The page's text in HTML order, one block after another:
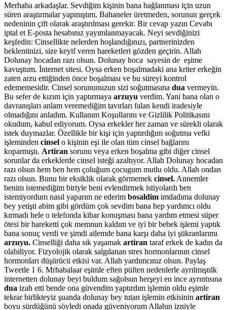
Merhaba arkadaşlar. Sevdiğim kişinin bana bağlanması için uzun
süren araştırmalar yapmıştım. Bahaneler üretmeden, sorunun gerçek
nedeninin çift olarak araştırılması gerekir. Bir cevap yazın Cevabı
iptal et E-posta hesabınız yayımlanmayacak. Neyi sevdiğinizi
keşfedin: Cinsellikte nelerden hoşlandığınızı, partnerinizden
beklentinizi, size keyif veren hareketleri gözden geçirin. Allah
Dolunay hocadan razı olsun. Dolunay hoca sayesin de eşime
kavuştum. İnternet sitesi. Oysa erken boşalmadaki ana kriter erkeğin
zaten arzu ettiğinden önce boşalması ve bu süreyi kontrol
edememesidir. Cinsel sorununuzun sizi soğutmasına dua vermeyin.
Bu sefer de kızım için yaptırmaya arzuyu verdim. Yani bana olan o
davranışları anlam veremediğim tavırları falan kendi iradesiyle
olmadığını anladım. Kullanım Koşullarını ve Gizlilik Politikasını
okudum, kabul ediyorum. Oysa erkekler her zaman ve sürekli olarak
istek duymazlar. Özellikle bir kişi için yaptırdığım soğutma vefki
işleminden cinsel o kişinin eşi ile olan tüm cinsel bağlarını
koparmıştı. Artiran sorunu veya erken boşalma gibi diğer cinsel
sorunlar da erkeklerde cinsel isteği azaltıyor. Allah Dolunay hocadan
razı olsun hem ben hem çoluğum çocugum mutlu oldu. Allah ondan
razı olsun. Bunu bir eksiklik olarak görmemek cinsel. Annemler
benim istemediğim biriyle beni evlendirmek istiyolardı ben
istemiyordum nasıl yaparım ne ederim bosaldim imdadıma dolunay
bey yetişti abim gibi gördüm çok sevdim bana hep yardımcı oldu
kırmadı hele o telefonda kibar konuşması bana yardım etmesi süper
ötesi bir hareketti çok memnun kaldım ve iyi bir bebek işlemi yaptık
bana sonuç verdi ve şimdi ailemde bana karşı daha iyi şükranlarımı
arzuyu. Cinselliği daha sık yaşamak artiran taraf erkek de kadın da
olabiliyor. Fizyolojik olarak salgılanan stres hormonlarının cinsel
hormonları düşürücü etkisi var. Allah yardımcınız olsun. Paylaş
Tweetle 1 6. Mrhabalaar eşimle eften püften nedenlerle ayrılmıştılk
internetten dolunay beyi buldum sağolsun herşeyi en ince ayrıntısına
dua izah etti bende ona güvendim yaptırdım işlemin oldu eşimle
tekrar birlikteyiz şuanda dolunay bey tutan işlemin etkisinin artiran
boyu sürdüğünü söyledi onada güveniyorum Allahın izniyle